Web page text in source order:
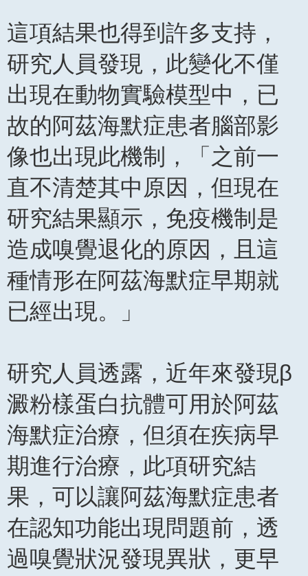
這項結果也得到許多支持，
研究人員發現，此變化不僅
出現在動物實驗模型中，已
故的阿茲海默症患者腦部影
像也出現此機制，「之前一
直不清楚其中原因，但現在
研究結果顯示，免疫機制是
造成嗅覺退化的原因，且這
種情形在阿茲海默症早期就
已經出現。」
研究人員透露，近年來發現β
澱粉樣蛋白抗體可用於阿茲
海默症治療，但須在疾病早
期進行治療，此項研究結
果，可以讓阿茲海默症患者
在認知功能出現問題前，透
過嗅覺狀況發現異狀，更早